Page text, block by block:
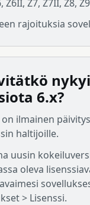
Z6II, Z7, Z7II, Z8,
rajoituksia
6.x?
on ilmainen
haltijoille.
uusin
oleva
> Lisenssi.